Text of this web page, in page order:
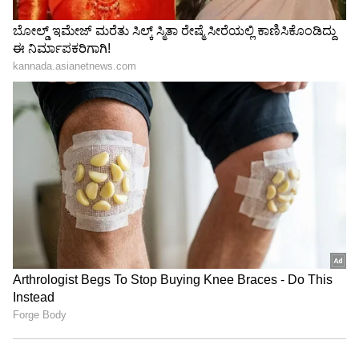
Related Articles
ಸ್ಟೇಟ್‌ ಬ್ಯಾಂಕ್‌ ಆಫ್‌ ಇಂಡಿಯಾ ಬಳಿ ಇದ್ದ ಕಂಪನಿಯ
ಎಲ್ಲಾ ಪಾಲು ಖರೀದಿ ಮಾಡಿದ ಮುಕೇಶ್‌ ಅಂಬಾನಿ!
ಎಸ್‌ಬಿಐ ಹೂಡಿಕೆದಾರರಿಗೆ ಲಾಟರಿ:ಪ್ರತಿ ಷೇರಿಗೆ ₹17.35
ಡಿವಿಡೆಂಡ್ ಘೋಷಣೆ; ರೆಕಾರ್ಡ್ ಡೇಟ್ ಯಾವಾಗ?
3
6